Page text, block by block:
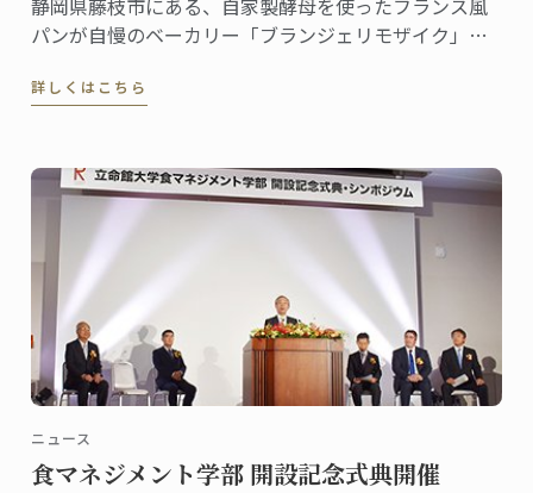
パンが自慢のベーカリー「ブランジェリモザイク」。
家製酵母パンを開発したり、各種イベントに参加する
を修了しました。
詳しくはこちら
ニュース
食マネジメント学部 開設記念式典開催